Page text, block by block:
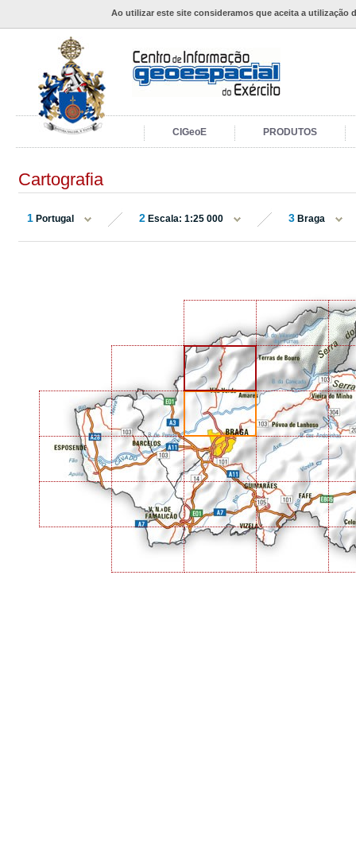
Ao utilizar este site consideramos que aceita a utilização
CIGeoE PRODUTOS
Cartografia
1 Portugal 2 Escala: 1:25 000 3 Braga